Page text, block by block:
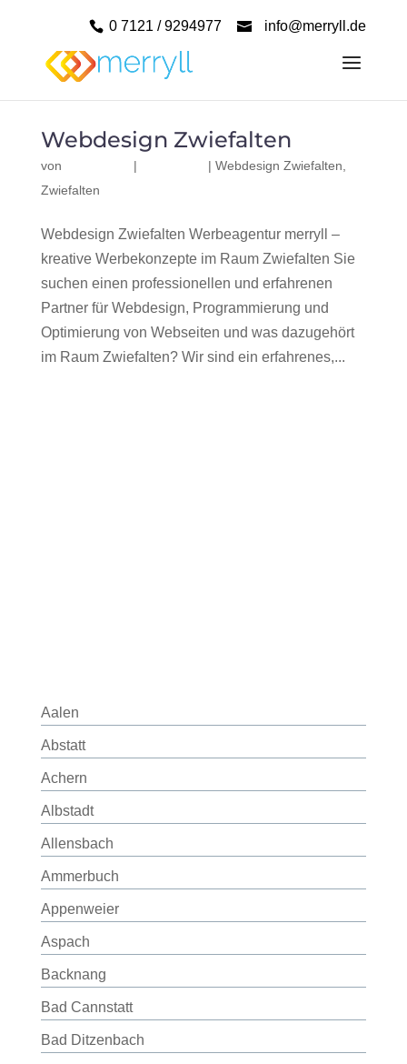
0 7121 / 9294977 info@merryll.de
Webdesign Zwiefalten
von | | Webdesign Zwiefalten
Zwiefalten
Webdesign Zwiefalten Werbeagentur merryll –
kreative Werbekonzepte im Raum Zwiefalten Sie
suchen einen professionellen und erfahrenen
Partner für Webdesign, Programmierung und
Optimierung von Webseiten und was dazugehört
im Raum Zwiefalten? Wir sind ein erfahrenes,...
Aalen
Abstatt
Achern
Albstadt
Allensbach
Ammerbuch
Appenweier
Aspach
Backnang
Bad Cannstatt
Bad Ditzenbach